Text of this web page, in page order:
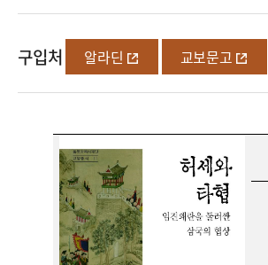
구입처 알라딘 교보문고